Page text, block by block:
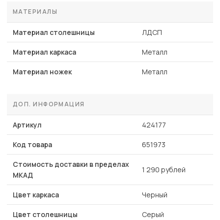
МАТЕРИАЛЫ
Материал столешницы ЛДСП
Материал каркаса Металл
Материал ножек Металл
ДОП. ИНФОРМАЦИЯ
Артикул 424177
Код товара 651973
Стоимость доставки в пределах
МКАД
1 290 рублей
Цвет каркаса Черный
Цвет столешницы Серый